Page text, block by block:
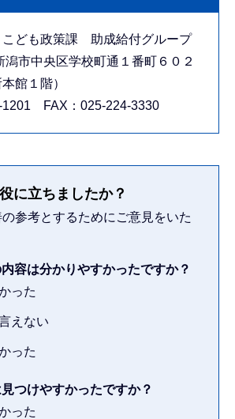
ども政策課 助成給付グループ
市中央区学校町通１番町６０２
館１階）
1201 FAX：025-224-3330
に立ちましたか？
参考とするためにご意見をいた
容は分かりやすかったですか？
った
えない
った
つけやすかったですか？
った